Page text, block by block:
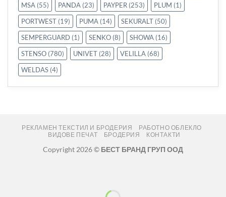
MSA (55) PANDA (23) PAYPER (253) PLUM (1)
PORTWEST (19) PUMA (14) SEKURALT (50)
SEMPERGUARD (1) SENKO (8) SHOWA (16)
STENSO (780) UNIVET (28) VELILLA (68)
WELDAS (4)
РЕКЛАМЕН ТЕКСТИЛ И БРОДЕРИЯ
РАБОТНО ОБЛЕКЛО
ВИДОВЕ ПЕЧАТ
БРОДЕРИЯ КОНТАКТИ
Copyright 2026 © БЕСТ БРАНД ГРУП ООД